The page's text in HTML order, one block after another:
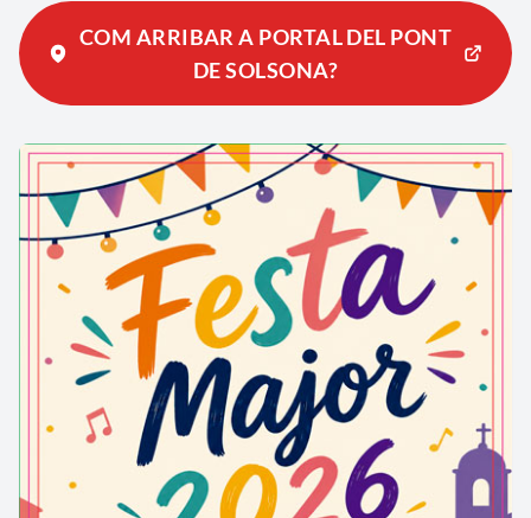
COM ARRIBAR A PORTAL DEL PONT
DE SOLSONA?